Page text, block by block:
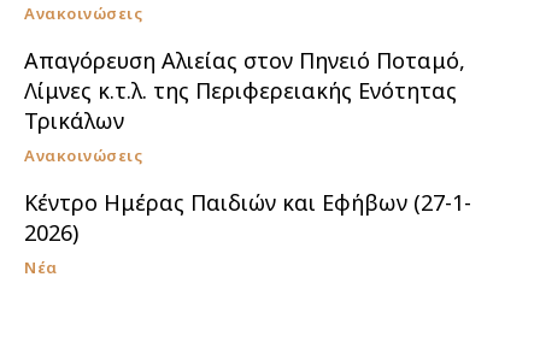
Ανακοινώσεις
Απαγόρευση Αλιείας στον Πηνειό Ποταμό,
Λίμνες κ.τ.λ. της Περιφερειακής Ενότητας
Τρικάλων
Ανακοινώσεις
Κέντρο Ημέρας Παιδιών και Εφήβων (27-1-
2026)
Νέα